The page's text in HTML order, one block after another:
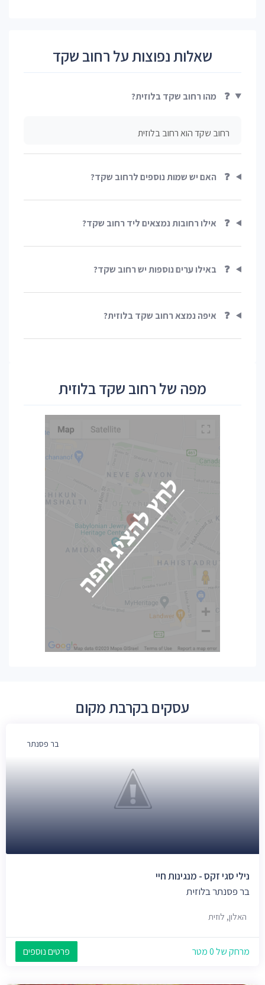
שאלות נפוצות על רחוב שקד
❓ מהו רחוב שקד בלוזית?
רחוב שקד הוא רחוב בלוזית
❓ האם יש שמות נוספים לרחוב שקד?
❓ אילו רחובות נמצאים ליד רחוב שקד?
❓ באילו ערים נוספות יש רחוב שקד?
❓ איפה נמצא רחוב שקד בלוזית?
מפה של רחוב שקד בלוזית
עסקים בקרבת מקום
בר פסנתר
נילי סגי זקס - מנגינות חיי
בר פסנתר בלוזית
האלון, לוזית
מרחק של 0 מטר פרטים נוספים